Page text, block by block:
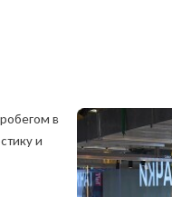
в
и